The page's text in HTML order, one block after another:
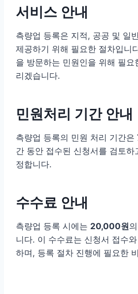
서비스 안내
측량업 등록은 지적, 공공 및 일
제공하기 위해 필요한 절차입니
을 방문하는 민원인을 위해 필요
리겠습니다.
민원처리 기간 안내
측량업 등록의 민원 처리 기간은
간 동안 접수된 신청서를 검토하
정합니다.
수수료 안내
측량업 등록 시에는 20,000원
니다. 이 수수료는 신청서 접수
하며, 등록 절차 진행에 필요한